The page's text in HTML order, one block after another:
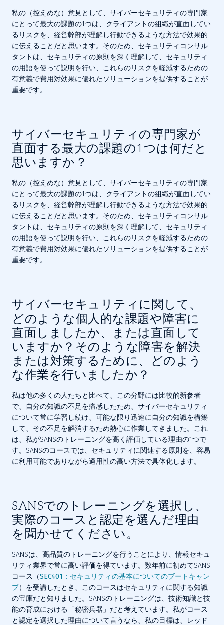
私の（控えめな）意見として、サイバーセキュリティの専門家
にとって最大の課題の1つは、クライアントの組織が直面してい
るリスクを、経営幹部が理解し行動できるような方法で効果的
に伝えることだと思います。そのため、セキュリティコンサル
タントは、セキュリティの原則を深く理解して、セキュリティ
の用語を使って説明を行い、これらのリスクを軽減するための
有意義で費用対効果に優れたソリューションを提供することが
重要です。
サイバーセキュリティの専門家が
直面する最大の課題の1つは何だと
思いますか？
私の（控えめな）意見として、サイバーセキュリティの専門家
にとって最大の課題の1つは、クライアントの組織が直面してい
るリスクを、経営幹部が理解し行動できるような方法で効果的
に伝えることだと思います。そのため、セキュリティコンサル
タントは、セキュリティの原則を深く理解して、セキュリティ
の用語を使って説明を行い、これらのリスクを軽減するための
有意義で費用対効果に優れたソリューションを提供することが
重要です。
サイバーセキュリティに関して、
どのような個人的な課題や障害に
直面しましたか、または直面して
いますか？そのような障害を解決
または対策するために、どのよう
な作業を行いましたか？
私は他の多くの人たちと比べて、この分野には比較的新参者
で、自分の知識の不足を痛感したため、サイバーセキュリティ
について常に学習し続け、可能な限り迅速に自分の知識を構築
して、その不足を解消するため熱心に作業してきました。これ
は、私がSANSのトレーニングを高く評価している理由の1つで
す。SANSのコースでは、セキュリティに関連する原則を、容易
に利用可能でありながら適用性の高い方法で具体化します。
SANSでのトレーニングを選択し、
実際のコースと認定を選んだ理由
を聞かせてください。
SANSは、高品質のトレーニングを行うことにより、情報セキュ
リティ業界で常に高い評価を得ています。数年前に初めてSANS
コース（SEC401：セキュリティの基本についてのブートキャン
プ）を受講したとき、このコースはセキュリティに関する知識
の宝庫だと知りました。SANSのトレーニングは、技術知識と技
能の育成における「秘密兵器」だと考えています。私がコース
と認定を選択した理由について言うなら、私の目標は、レッド